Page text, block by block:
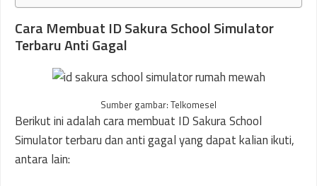
Cara Membuat ID Sakura School Simulator
Terbaru Anti Gagal
Sumber gambar: Telkomesel
Berikut ini adalah cara membuat ID Sakura School
Simulator terbaru dan anti gagal yang dapat kalian ikuti,
antara lain: